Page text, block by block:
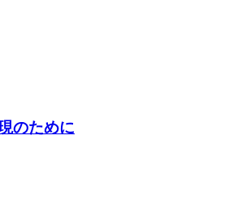
のために